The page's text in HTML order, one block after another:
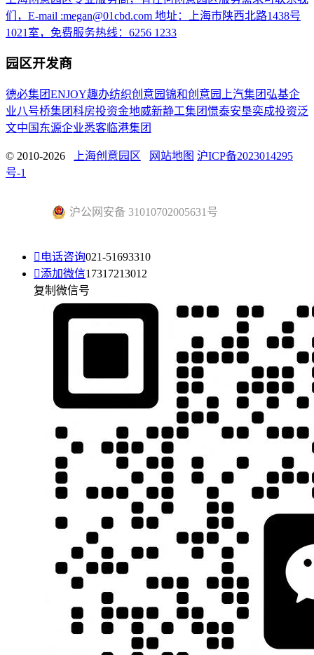
们，E-mail :megan@01cbd.com 地址：上海市陕西北路1438号
1021室，免费服务热线：6256 1233
园区开发商
德必集团ENJOY趣办纺织创意园锦和创意园 上汽集团 弘基企
业八号桥集团科房投资金地威新静工集团憬泰安垦奕成投资泛
文中国 东源企业悉客 临港集团
© 2010-2026 上海创意园区 网站地图 沪ICP备2023014295
号-1
沪公网安备 31010702005631号
 电话咨询021-51693310
添加微信17317213012
复制微信号